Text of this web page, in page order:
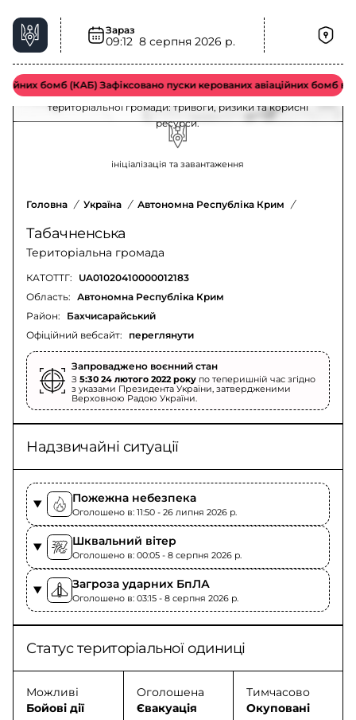
Зараз
09:12 8 серпня 2026 р.
бомб (КАБ) Зафіксовано пуски керованих авіаційних бомб
Табачненська територіальна громада –
ситуація та безпека
Актуальна інформація для мешканців Табачненської
територіальної громади: тривоги, ризики та корисні
ресурси.
ініціалізація та завантаження
Головна / Україна / Автономна Республіка Крим /
Табачненська
Територіальна громада
КАТОТТГ: UA01020410000012183
Офіційний вебсайт: переглянути
Область: Автономна Республіка Крим
Район:
Бахчисарайський
Запроваджено воєнний стан
З 5:30 24 лютого 2022 року по теперишній час згідно
з указами Президента України, затвердженими
Верховною Радою України.
Надзвичайні ситуації
Пожежна небезпека
Оголошено в: 11:50 - 26 липня 2026 p.
Шквальний вітер
Оголошено в: 00:05 - 8 серпня 2026 p.
Загроза ударних БпЛА
Оголошено в: 03:15 - 8 серпня 2026 p.
Статус територіальної одиниці
Можливі
Бойові дії
Оголошена
Євакуація
Тимчасово
Окуповані